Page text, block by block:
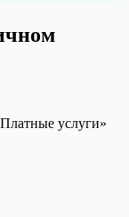
услуги»